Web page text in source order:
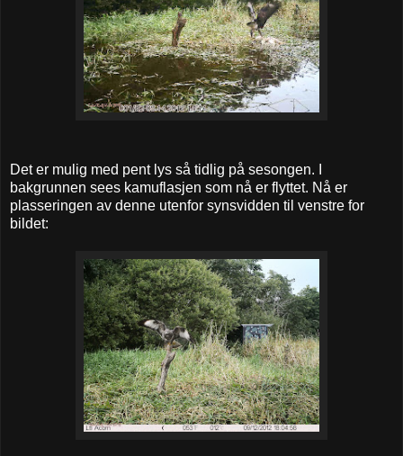
Det er mulig med pent lys så tidlig på sesongen. I
bakgrunnen sees kamuflasjen som nå er flyttet. Nå er
plasseringen av denne utenfor synsvidden til venstre for
bildet: